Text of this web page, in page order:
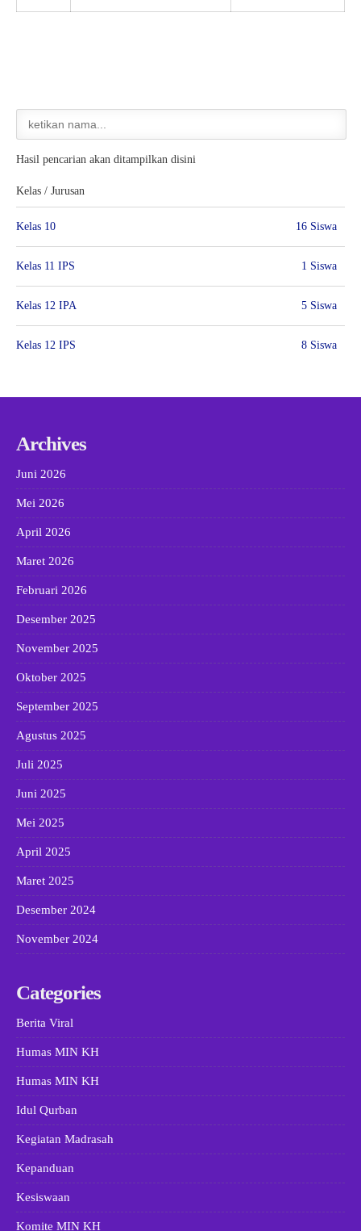
Hasil pencarian akan ditampilkan disini
Kelas / Jurusan
Kelas 10 16 Siswa
Kelas 11 IPS 1 Siswa
Kelas 12 IPA 5 Siswa
Kelas 12 IPS 8 Siswa
Archives
Juni 2026
Mei 2026
April 2026
Maret 2026
Februari 2026
Desember 2025
November 2025
Oktober 2025
September 2025
Agustus 2025
Juli 2025
Juni 2025
Mei 2025
April 2025
Maret 2025
Desember 2024
November 2024
Categories
Berita Viral
Humas MIN KH
Humas MIN KH
Idul Qurban
Kegiatan Madrasah
Kepanduan
Kesiswaan
Komite MIN KH